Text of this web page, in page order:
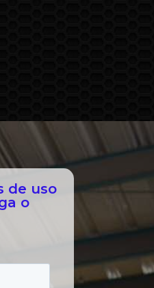
de uso
o